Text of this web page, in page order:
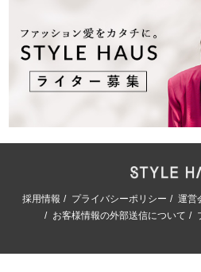
採用情報 プライバシーポリシー 運営
お客様情報の外部送信について